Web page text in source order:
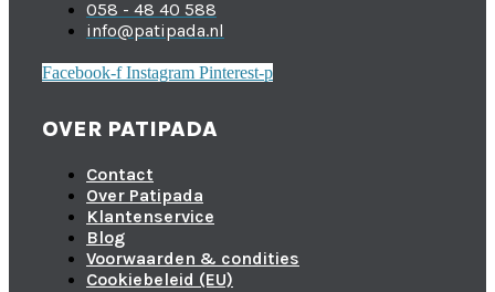
058 - 48 40 588
info@patipada.nl
Facebook-f Instagram Pinterest-p
OVER PATIPADA
Contact
Over Patipada
Klantenservice
Blog
Voorwaarden & condities
Cookiebeleid (EU)